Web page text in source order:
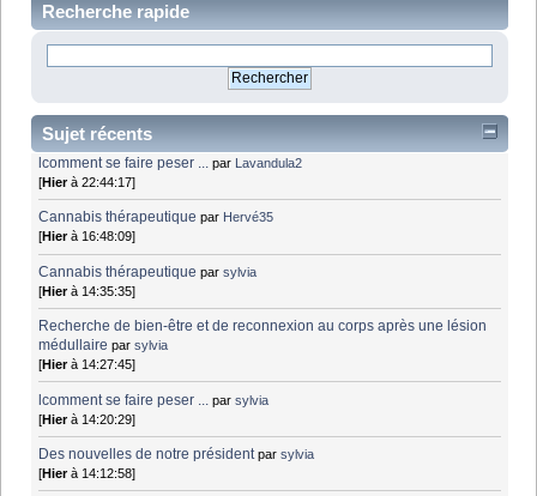
Recherche rapide
Sujet récents
lcomment se faire peser ... par Lavandula2
[Hierà 22:44:17]
Cannabis thérapeutique par Hervé35
[Hierà 16:48:09]
Cannabis thérapeutique parsylvia
[Hierà 14:35:35]
Recherche de bien-être et de reconnexion au corps après une lésion
médullaire parsylvia
[Hierà 14:27:45]
lcomment se faire peser ... parsylvia
[Hierà 14:20:29]
Des nouvelles de notre président parsylvia
[Hierà 14:12:58]